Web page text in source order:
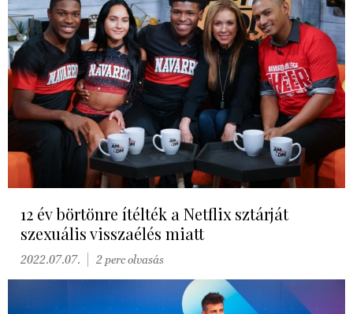
12 év börtönre ítélték a Netflix sztárját
szexuális visszaélés miatt
2022.07.07. 2 perc olvasás